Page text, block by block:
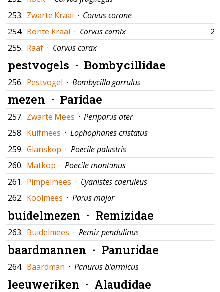
253. Zwarte Kraai · Corvus corone
254. Bonte Kraai · Corvus cornix
255. Raaf · Corvus corax
pestvogels · Bombycillidae
256. Pestvogel · Bombycilla garrulus
mezen · Paridae
257. Zwarte Mees · Periparus ater
258. Kuifmees · Lophophanes cristatus
259. Glanskop · Poecile palustris
260. Matkop · Poecile montanus
261. Pimpelmees · Cyanistes caeruleus
262. Koolmees · Parus major
buidelmezen · Remizidae
263. Buidelmees · Remiz pendulinus
baardmannen · Panuridae
264. Baardman · Panurus biarmicus
leeuweriken · Alaudidae